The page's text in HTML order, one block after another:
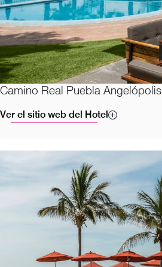
Camino Real Puebla Angelópolis
Ver el sitio web del Hotel